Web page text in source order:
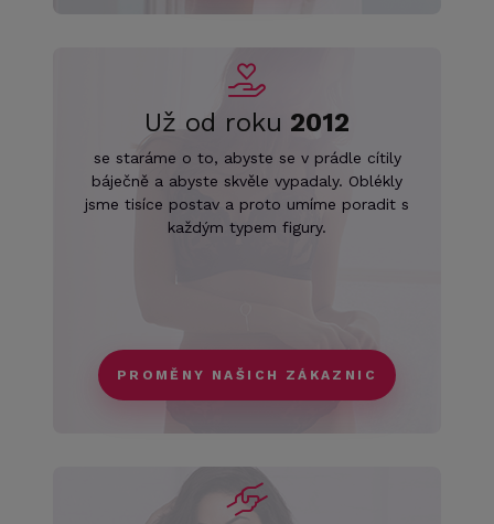
Už od roku 2012
se staráme o to, abyste se v prádle cítily
báječně a abyste skvěle vypadaly. Oblékly
jsme tisíce postav a proto umíme poradit s
každým typem figury.
PROMĚNY NAŠICH ZÁKAZNIC